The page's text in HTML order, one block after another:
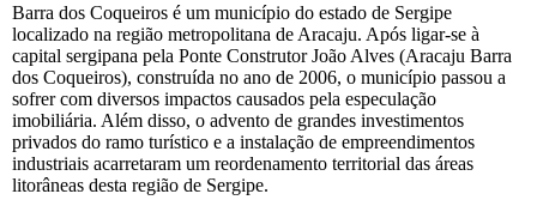
Barra dos Coqueiros é um município do estado de Sergipe
localizado na região metropolitana de Aracaju. Após ligar-se à
capital sergipana pela Ponte Construtor João Alves (Aracaju Barra
dos Coqueiros), construída no ano de 2006, o município passou a
sofrer com diversos impactos causados pela especulação
imobiliária. Além disso, o advento de grandes investimentos
privados do ramo turístico e a instalação de empreendimentos
industriais acarretaram um reordenamento territorial das áreas
litorâneas desta região de Sergipe.